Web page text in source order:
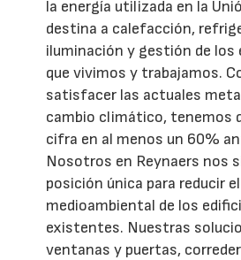
la energía utilizada en la
destina a calefacción,
iluminación y gestión de los
que vivimos y trabajamos.
satisfacer las actuales
cambio climático, tenemos
cifra en al menos un 60%
Nosotros en Reynaers nos
posición única para reducir
medioambiental de los
existentes. Nuestras
ventanas y puertas,